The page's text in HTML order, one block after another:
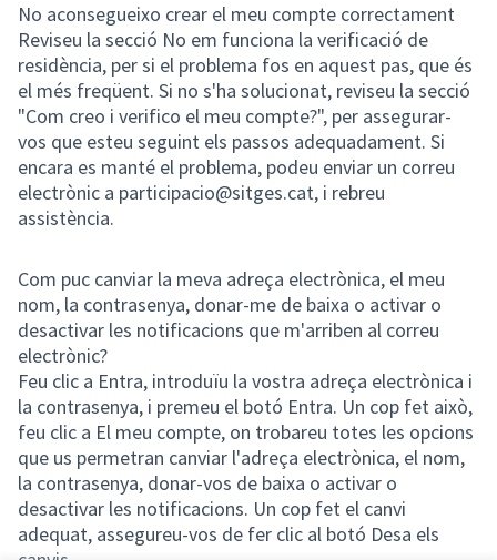
No aconsegueixo crear el meu compte correctament
Reviseu la secció No em funciona la verificació de
residència, per si el problema fos en aquest pas, que és
el més freqüent. Si no s'ha solucionat, reviseu la secció
"Com creo i verifico el meu compte?", per assegurar-
vos que esteu seguint els passos adequadament. Si
encara es manté el problema, podeu enviar un correu
electrònic a participacio@sitges.cat, i rebreu
assistència.
Com puc canviar la meva adreça electrònica, el meu
nom, la contrasenya, donar-me de baixa o activar o
desactivar les notificacions que m'arriben al correu
electrònic?
Feu clic a Entra, introduïu la vostra adreça electrònica i
la contrasenya, i premeu el botó Entra. Un cop fet això,
feu clic a El meu compte, on trobareu totes les opcions
que us permetran canviar l'adreça electrònica, el nom,
la contrasenya, donar-vos de baixa o activar o
desactivar les notificacions. Un cop fet el canvi
adequat, assegureu-vos de fer clic al botó Desa els